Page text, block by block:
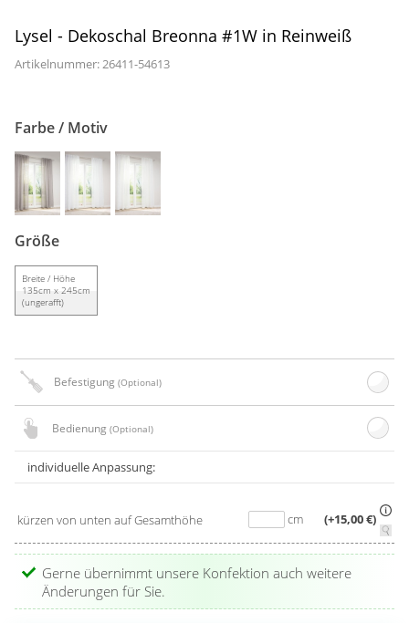
Lysel - Dekoschal Breonna #1W in Reinweiß
Artikelnummer: 26411-54613
Farbe / Motiv
Größe
Breite / Höhe
135cm x 245cm
(ungerafft)
Befestigung (Optional)
Bedienung (Optional)
individuelle Anpassung:
kürzen von unten auf Gesamthöhe cm (+15,00 €)
Gerne übernimmt unsere Konfektion auch weitere
Änderungen für Sie.